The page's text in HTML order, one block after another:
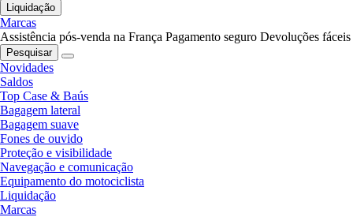
Liquidação
Marcas
Assistência pós-venda na França Pagamento seguro Devoluções fáceis
Pesquisar
Novidades
Saldos
Top Case & Baús
Bagagem lateral
Bagagem suave
Fones de ouvido
Proteção e visibilidade
Navegação e comunicação
Equipamento do motociclista
Liquidação
Marcas